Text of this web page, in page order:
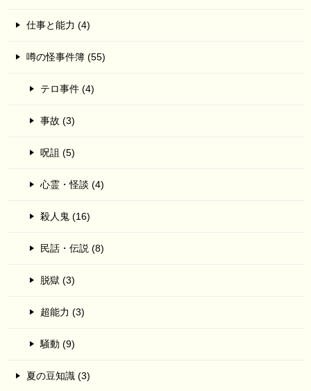
仕事と能力 (4)
噂の怪事件簿 (55)
テロ事件 (4)
事故 (3)
呪詛 (5)
心霊・怪談 (4)
殺人鬼 (16)
民話・伝説 (8)
脱獄 (3)
超能力 (3)
騒動 (9)
夏の豆知識 (3)